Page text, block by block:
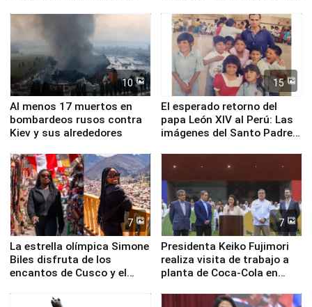
Fenómeno El Niño
de Chile
10
Al menos 17 muertos en
bombardeos rusos contra
Kiev y sus alrededores
15
El esperado retorno del
papa León XIV al Perú: Las
imágenes del Santo Padre
7
La estrella olímpica Simone
Biles disfruta de los
encantos de Cusco y el
7
Presidenta Keiko Fujimori
realiza visita de trabajo a
planta de Coca-Cola en